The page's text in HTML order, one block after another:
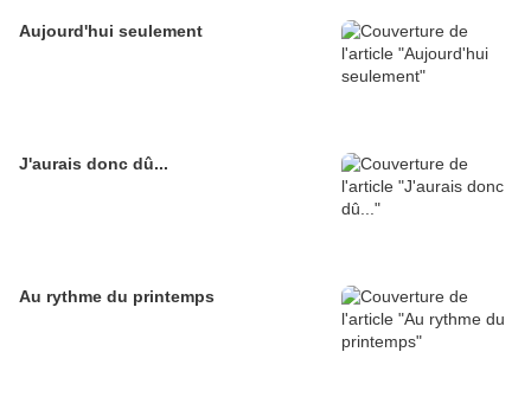
Aujourd'hui seulement
J'aurais donc dû...
Au rythme du printemps